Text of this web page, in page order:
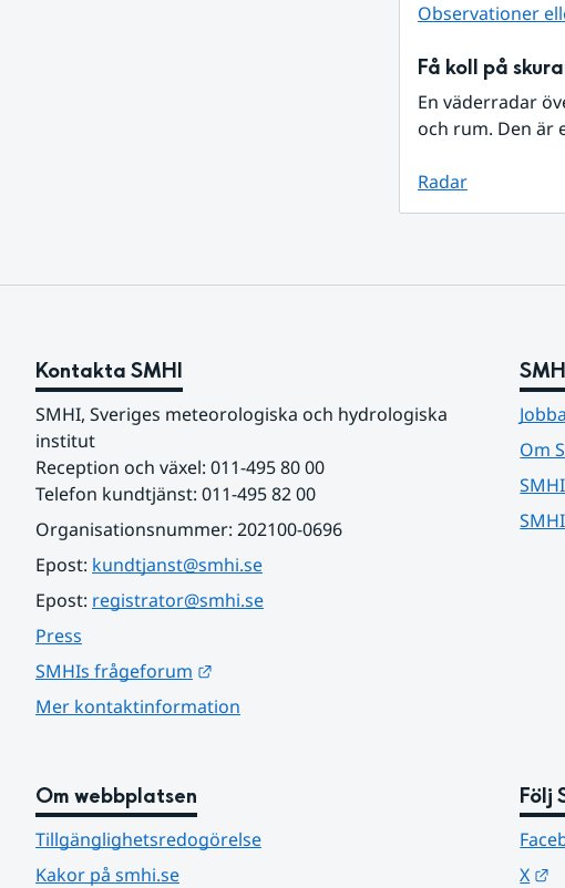
Observationer
Få koll på
En väderradar
och rum. Den är
Radar
Kontakta SMHI
SMHI, Sveriges meteorologiska och hydrologiska
institut
Reception och växel: 011-495 80 00
Telefon kundtjänst: 011-495 82 00
Organisationsnummer: 202100-0696
Epost: kundtjanst@smhi.se
Epost: registrator@smhi.se
Press
SMHIs frågeforum
Mer kontaktinformation
Om
Om webbplatsen
Tillgänglighetsredogörelse
Kakor på smhi.se
Följ
X